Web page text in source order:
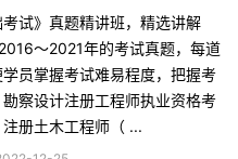
试》真题精讲班，精选讲解
～2021年的考试真题，每道
员掌握考试难易程度，把握考
察设计注册工程师执业资格考
册土木工程师（ ...